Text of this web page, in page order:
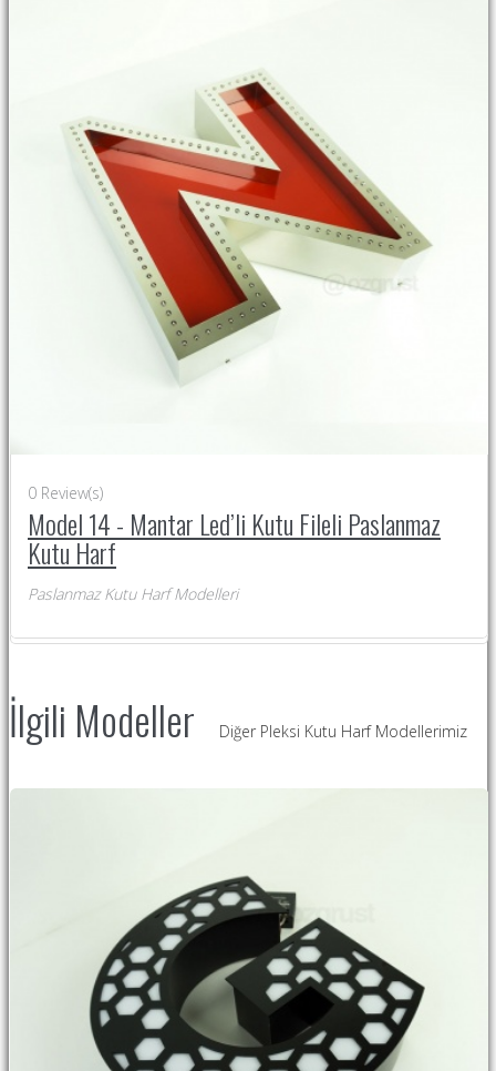
0 Review(s)
Model 14 - Mantar Led’li Kutu Fileli Paslanmaz
Kutu Harf
Paslanmaz Kutu Harf Modelleri
İlgili Modeller Diğer Pleksi Kutu Harf Modellerimiz